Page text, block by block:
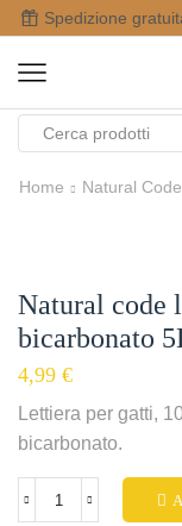
Home Natural Code
Natural code
bicarbonato
4,99 €
Lettiera per gatti,
bicarbonato.